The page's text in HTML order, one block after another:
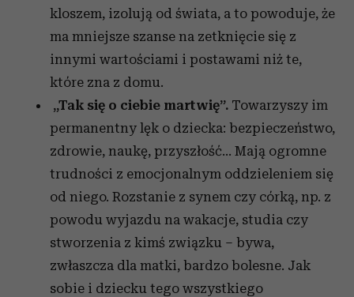
kloszem, izolują od świata, a to powoduje, że
ma mniejsze szanse na zetknięcie się z
innymi wartościami i postawami niż te,
które zna z domu.
„Tak się o ciebie martwię”. Towarzyszy im
permanentny lęk o dziecka: bezpieczeństwo,
zdrowie, naukę, przyszłość… Mają ogromne
trudności z emocjonalnym oddzieleniem się
od niego. Rozstanie z synem czy córką, np. z
powodu wyjazdu na wakacje, studia czy
stworzenia z kimś związku – bywa,
zwłaszcza dla matki, bardzo bolesne. Jak
sobie i dziecku tego wszystkiego